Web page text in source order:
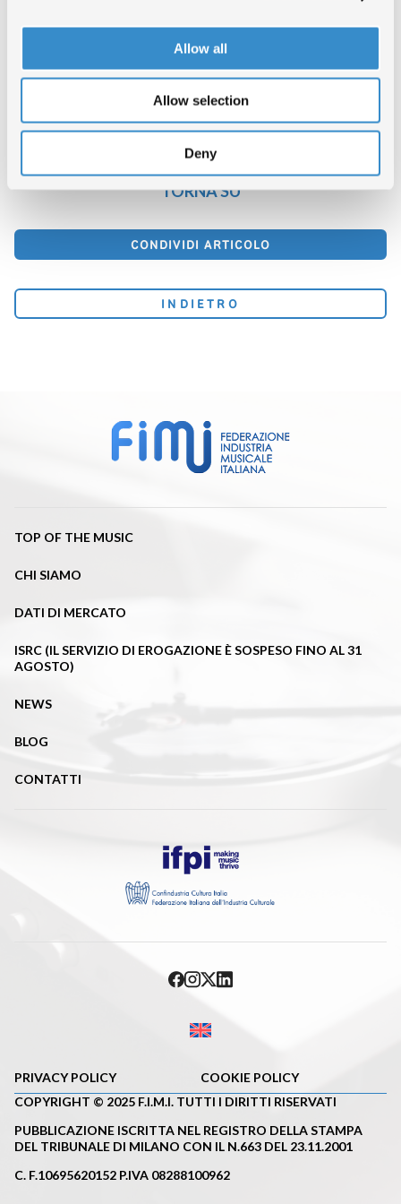
Allow all
Allow selection
Deny
Sviluppo Economico, Regione Puglia/Puglia Sounds e Fimi –
In allegato il comunicato stampa dell’evento
TORNA SU
CONDIVIDI ARTICOLO
INDIETRO
TOP OF THE MUSIC
CHI SIAMO
DATI DI MERCATO
ISRC (IL SERVIZIO DI EROGAZIONE È SOSPESO FINO AL 31
AGOSTO)
NEWS
BLOG
CONTATTI
PRIVACY POLICY
COOKIE POLICY
COPYRIGHT © 2025 F.I.M.I. TUTTI I DIRITTI RISERVATI
PUBBLICAZIONE ISCRITTA NEL REGISTRO DELLA STAMPA
DEL TRIBUNALE DI MILANO CON IL N.663 DEL 23.11.2001
C. F.10695620152 P.IVA 08288100962